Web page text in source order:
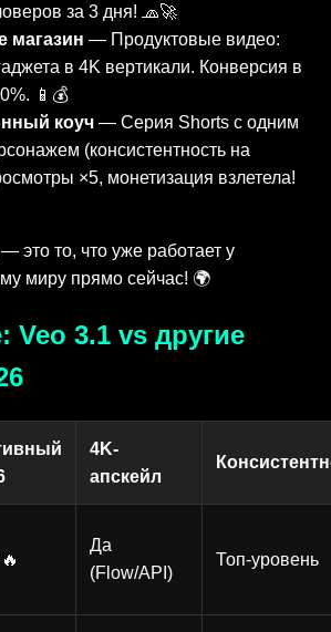
за 3 дня! 🧢🚀
магазин — Продуктовые видео:
в 4K вертикали. Конверсия в
📱💰
коуч — Серия Shorts с одним
(консистентность на
×5, монетизация взлетела!
это то, что уже работает у
миру прямо сейчас! 🌍
Veo 3.1 vs другие
4K-
апскейл
Да
(Flow/API)
Топ-уровень